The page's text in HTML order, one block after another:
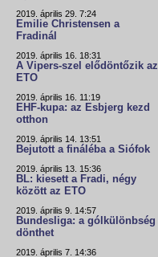
2019. április 29. 7:24
Emilie Christensen a
Fradinál
2019. április 16. 18:31
A Vipers-szel elődöntőzik az
ETO
2019. április 16. 11:19
EHF-kupa: az Esbjerg kezd
otthon
2019. április 14. 13:51
Bejutott a fináléba a Siófok
2019. április 13. 15:36
BL: kiesett a Fradi, négy
között az ETO
2019. április 9. 14:57
Bundesliga: a gólkülönbség
dönthet
2019. április 7. 14:36